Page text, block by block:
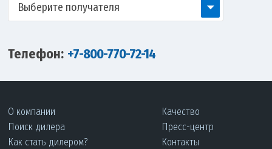
Выберите получателя
Телефон: +7-800-770-72-14
О компании
Поиск дилера
Как стать дилером?
Качество
Пресс-центр
Контакты